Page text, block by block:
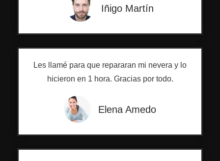
Iñigo Martín
Les llamé para que repararan mi nevera y lo
hicieron en 1 hora. Gracias por todo.
Elena Amedo